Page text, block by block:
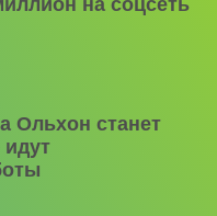
на соцсеть
Ольхон станет